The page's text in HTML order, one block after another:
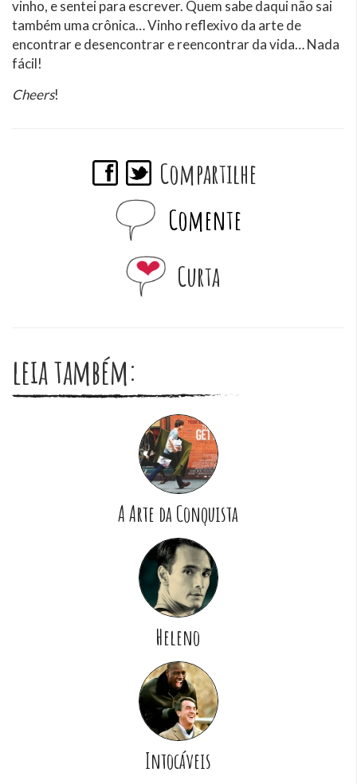
vinho, e sentei para escrever. Quem sabe daqui não sai
também uma crônica… Vinho reflexivo da arte de
encontrar e desencontrar e reencontrar da vida… Nada
fácil!
Cheers!
Compartilhe
Comente
Curta
leia também:
A Arte da Conquista
Heleno
Intocáveis